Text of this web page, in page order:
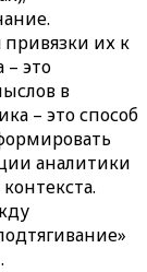
их к
это
в
– это способ
аналитики